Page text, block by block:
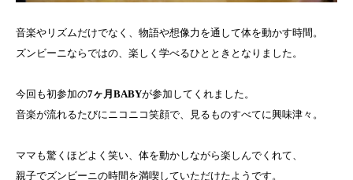
音楽やリズムだけでなく、物語や想像力を通して体を動かす時間。
ズンビーニならではの、楽しく学べるひとときとなりました。
今回も初参加の7ヶ月BABYが参加してくれました。
音楽が流れるたびにニコニコ笑顔で、見るものすべてに興味津々。
ママも驚くほどよく笑い、体を動かしながら楽しんでくれて、
親子でズンビーニの時間を満喫していただけたようです。